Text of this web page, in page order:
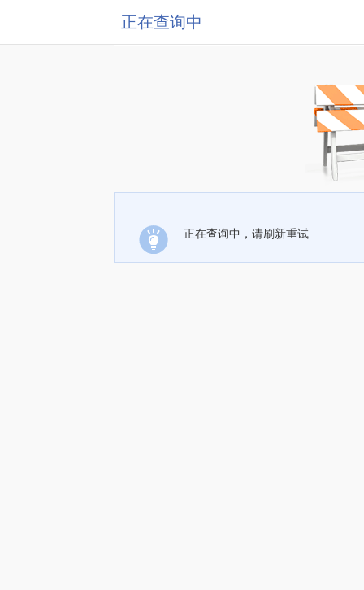
正在查询中
正在查询中，请刷新重试